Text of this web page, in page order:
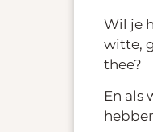
Wil je
witte,
thee?
En als